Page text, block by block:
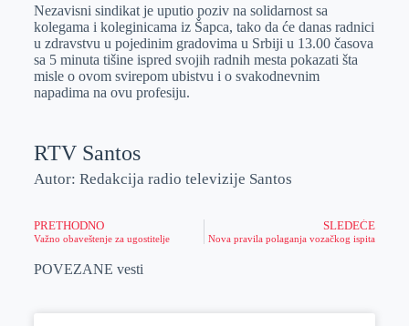
Nezavisni sindikat je uputio poziv na solidarnost sa
kolegama i koleginicama iz Šapca, tako da će danas radnici
u zdravstvu u pojedinim gradovima u Srbiji u 13.00 časova
sa 5 minuta tišine ispred svojih radnih mesta pokazati šta
misle o ovom svirepom ubistvu i o svakodnevnim
napadima na ovu profesiju.
RTV Santos
Autor: Redakcija radio televizije Santos
PRETHODNO
Važno obaveštenje za ugostitelje
SLEDEĆE
Nova pravila polaganja vozačkog ispita
POVEZANE vesti